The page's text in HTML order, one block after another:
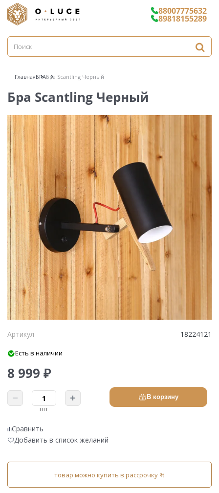
88007775632
89818155289
ГлавнаяБРАБра Scantling Черный
Бра Scantling Черный
Артикул 18224121
Есть в наличии
8 999 ₽
шт
В корзину
Сравнить
Добавить в список желаний
товар можно купить в рассрочку %